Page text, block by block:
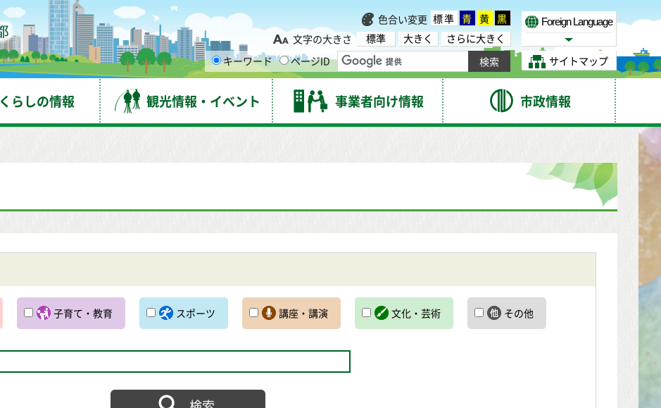
仙台市 色合い変更 標準 青 黄 黒
文字の大きさ
標準 大きく
さらに大きく
キーワード
ページID
Foreign Language
Select Language
サイトマップ
くらしの情報 観光情報・イベント 事業者向け情報 市政情報
子育て・教育 スポーツ 講座・講演 文化・芸術 その他